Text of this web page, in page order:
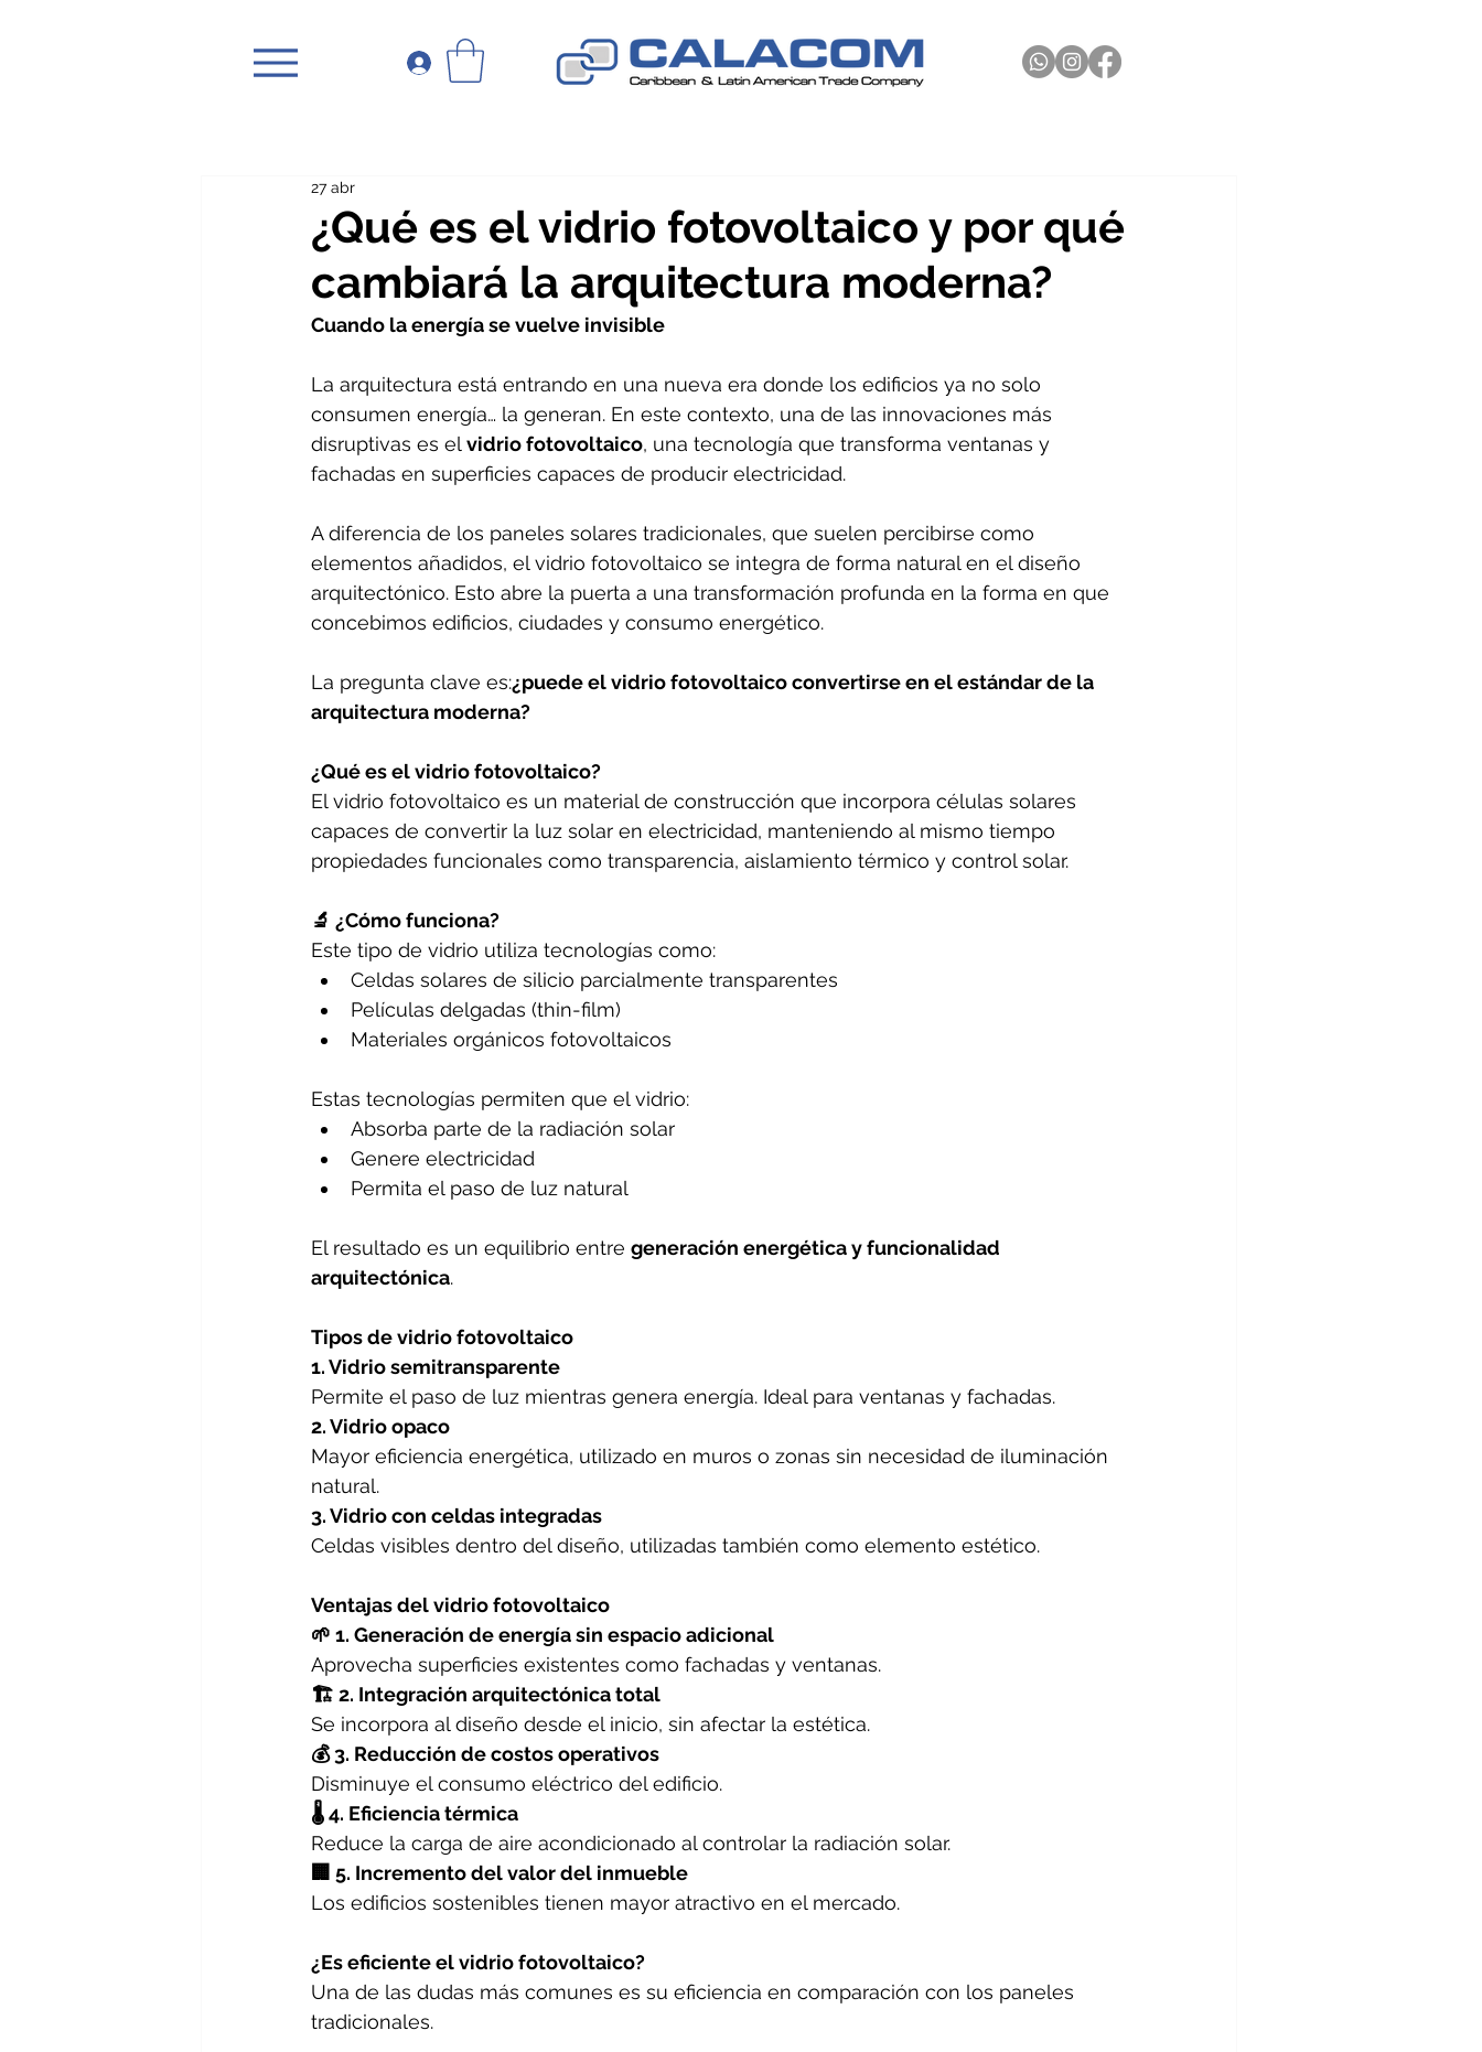
¿Qué es el vidrio fotovoltaico y por qué
cambiará la arquitectura moderna?
27 abr
Cuando la energía se vuelve invisible
La arquitectura está entrando en una nueva era donde los edificios ya no solo
consumen energía… la generan. En este contexto, una de las innovaciones más
disruptivas es el vidrio fotovoltaico, una tecnología que transforma ventanas y
fachadas en superficies capaces de producir electricidad.
A diferencia de los paneles solares tradicionales, que suelen percibirse como
elementos añadidos, el vidrio fotovoltaico se integra de forma natural en el diseño
arquitectónico. Esto abre la puerta a una transformación profunda en la forma en que
concebimos edificios, ciudades y consumo energético.
La pregunta clave es:¿puede el vidrio fotovoltaico convertirse en el estándar de la
arquitectura moderna?
¿Qué es el vidrio fotovoltaico?
El vidrio fotovoltaico es un material de construcción que incorpora células solares
capaces de convertir la luz solar en electricidad, manteniendo al mismo tiempo
propiedades funcionales como transparencia, aislamiento térmico y control solar.
🔬 ¿Cómo funciona?
Este tipo de vidrio utiliza tecnologías como:
Celdas solares de silicio parcialmente transparentes
Películas delgadas (thin-film)
Materiales orgánicos fotovoltaicos
Estas tecnologías permiten que el vidrio:
Absorba parte de la radiación solar
Genere electricidad
Permita el paso de luz natural
El resultado es un equilibrio entre generación energética y funcionalidad
arquitectónica.
Tipos de vidrio fotovoltaico
1. Vidrio semitransparente
Permite el paso de luz mientras genera energía. Ideal para ventanas y fachadas.
2. Vidrio opaco
Mayor eficiencia energética, utilizado en muros o zonas sin necesidad de iluminación
natural.
3. Vidrio con celdas integradas
Celdas visibles dentro del diseño, utilizadas también como elemento estético.
Ventajas del vidrio fotovoltaico
🌱 1. Generación de energía sin espacio adicional
Aprovecha superficies existentes como fachadas y ventanas.
🏗️ 2. Integración arquitectónica total
Se incorpora al diseño desde el inicio, sin afectar la estética.
💰 3. Reducción de costos operativos
Disminuye el consumo eléctrico del edificio.
🌡️ 4. Eficiencia térmica
Reduce la carga de aire acondicionado al controlar la radiación solar.
🏢 5. Incremento del valor del inmueble
Los edificios sostenibles tienen mayor atractivo en el mercado.
¿Es eficiente el vidrio fotovoltaico?
Una de las dudas más comunes es su eficiencia en comparación con los paneles
tradicionales.